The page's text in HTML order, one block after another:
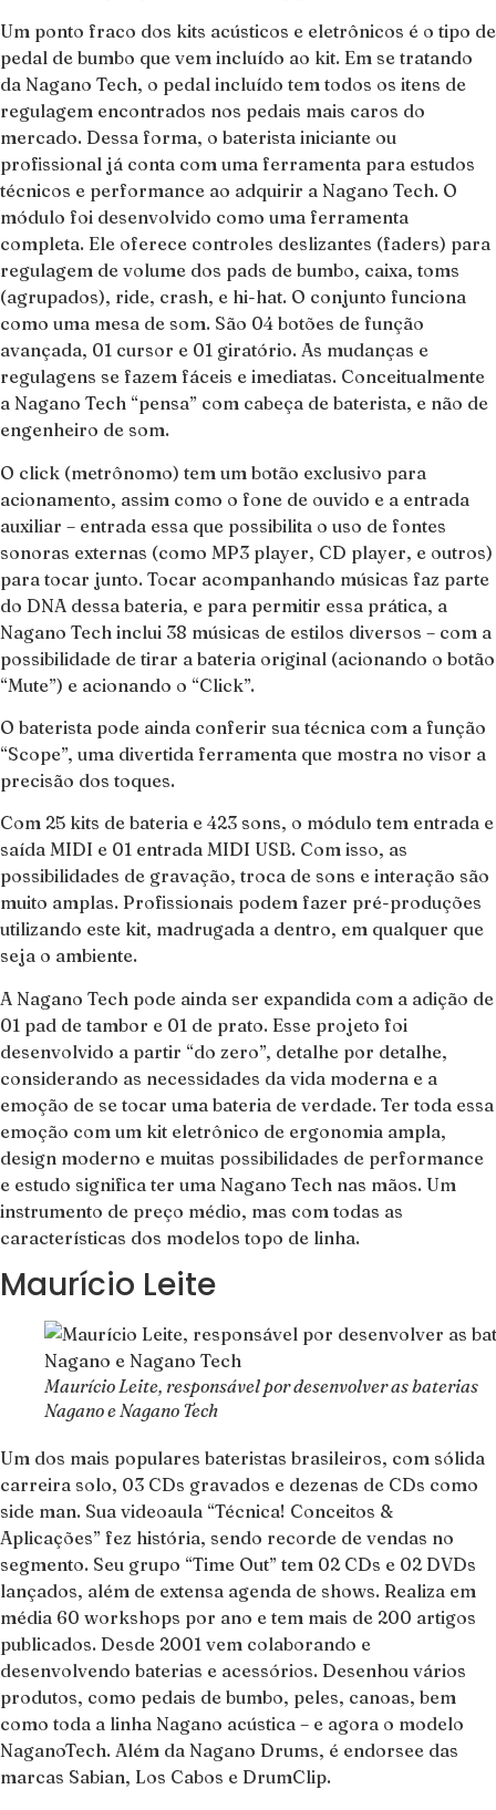
Um ponto fraco dos kits acústicos e eletrônicos é o tipo de
pedal de bumbo que vem incluído ao kit. Em se tratando
da Nagano Tech, o pedal incluído tem todos os itens de
regulagem encontrados nos pedais mais caros do
mercado. Dessa forma, o baterista iniciante ou
profissional já conta com uma ferramenta para estudos
técnicos e performance ao adquirir a Nagano Tech. O
módulo foi desenvolvido como uma ferramenta
completa. Ele oferece controles deslizantes (faders) para
regulagem de volume dos pads de bumbo, caixa, toms
(agrupados), ride, crash, e hi-hat. O conjunto funciona
como uma mesa de som. São 04 botões de função
avançada, 01 cursor e 01 giratório. As mudanças e
regulagens se fazem fáceis e imediatas. Conceitualmente
a Nagano Tech “pensa” com cabeça de baterista, e não de
engenheiro de som.
O click (metrônomo) tem um botão exclusivo para
acionamento, assim como o fone de ouvido e a entrada
auxiliar – entrada essa que possibilita o uso de fontes
sonoras externas (como MP3 player, CD player, e outros)
para tocar junto. Tocar acompanhando músicas faz parte
do DNA dessa bateria, e para permitir essa prática, a
Nagano Tech inclui 38 músicas de estilos diversos – com a
possibilidade de tirar a bateria original (acionando o botão
“Mute”) e acionando o “Click”.
O baterista pode ainda conferir sua técnica com a função
“Scope”, uma divertida ferramenta que mostra no visor a
precisão dos toques.
Com 25 kits de bateria e 423 sons, o módulo tem entrada e
saída MIDI e 01 entrada MIDI USB. Com isso, as
possibilidades de gravação, troca de sons e interação são
muito amplas. Profissionais podem fazer pré-produções
utilizando este kit, madrugada a dentro, em qualquer que
seja o ambiente.
A Nagano Tech pode ainda ser expandida com a adição de
01 pad de tambor e 01 de prato. Esse projeto foi
desenvolvido a partir “do zero”, detalhe por detalhe,
considerando as necessidades da vida moderna e a
emoção de se tocar uma bateria de verdade. Ter toda essa
emoção com um kit eletrônico de ergonomia ampla,
design moderno e muitas possibilidades de performance
e estudo significa ter uma Nagano Tech nas mãos. Um
instrumento de preço médio, mas com todas as
características dos modelos topo de linha.
Maurício Leite
Maurício Leite, responsável por desenvolver as baterias
Nagano e Nagano Tech
Um dos mais populares bateristas brasileiros, com sólida
carreira solo, 03 CDs gravados e dezenas de CDs como
side man. Sua videoaula “Técnica! Conceitos &
Aplicações” fez história, sendo recorde de vendas no
segmento. Seu grupo “Time Out” tem 02 CDs e 02 DVDs
lançados, além de extensa agenda de shows. Realiza em
média 60 workshops por ano e tem mais de 200 artigos
publicados. Desde 2001 vem colaborando e
desenvolvendo baterias e acessórios. Desenhou vários
produtos, como pedais de bumbo, peles, canoas, bem
como toda a linha Nagano acústica – e agora o modelo
NaganoTech. Além da Nagano Drums, é endorsee das
marcas Sabian, Los Cabos e DrumClip.